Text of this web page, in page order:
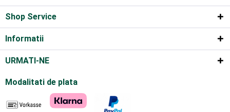
Shop Service
Informatii
URMATI-NE
Modalitati de plata